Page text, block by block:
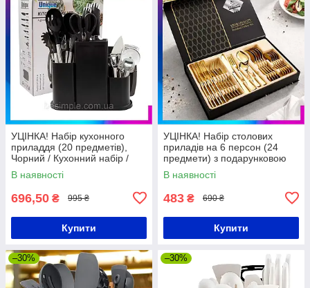
УЦІНКА! Набір кухонного
приладдя (20 предметів),
Чорний / Кухонний набір /
Приладдя для кухні
В наявності
696,50 ₴ 995 ₴
Купити
УЦІНКА! Набір столових
приладів на 6 персон (24
предмети) з подарунковою
упаковкою, Сріблястий /
Набір столовий
В наявності
483 ₴ 690 ₴
Купити
–30% –30%